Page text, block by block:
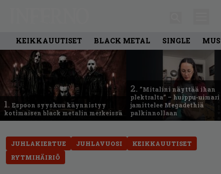
KEIKKAUUTISET BLACK METAL SINGLE
1. Espoon syyskuu käynnistyy
kotimaisen black metalin merkeissä
2. ”Mitalini näyttää ihan
plektralta” – huippu-uimari
jamittelee Megadethiä
palkinnollaan
JUHLAKIERTUE JUHLAVUOSI
KEIKKAUUTISET
RYTMIHÄIRIÖ